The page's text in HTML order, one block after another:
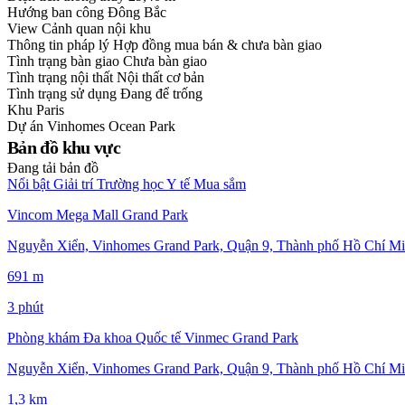
Hướng ban công Đông Bắc
View Cảnh quan nội khu
Thông tin pháp lý Hợp đồng mua bán & chưa bàn giao
Tình trạng bàn giao Chưa bàn giao
Tình trạng nội thất Nội thất cơ bản
Tình trạng sử dụng Đang để trống
Khu Paris
Dự án Vinhomes Ocean Park
Bản đồ khu vực
Đang tải bản đồ
Nổi bật Giải trí Trường họcY tế Mua sắm
Vincom Mega Mall Grand Park
Nguyễn Xiển, Vinhomes Grand Park, Quận 9, Thành phố Hồ Chí
691 m
3 phút
Phòng khám Đa khoa Quốc tế Vinmec Grand Park
Nguyễn Xiển, Vinhomes Grand Park, Quận 9, Thành phố Hồ Chí
1,3 km